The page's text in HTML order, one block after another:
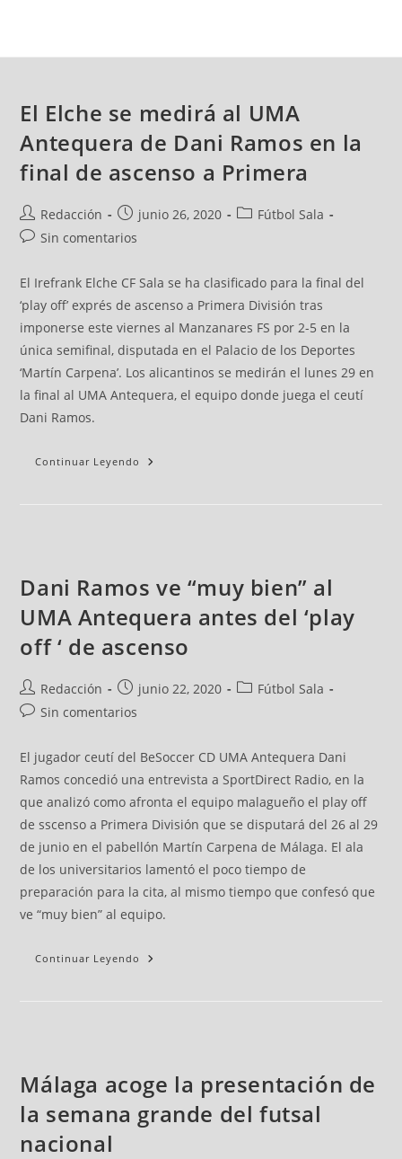
El Elche se medirá al UMA
Antequera de Dani Ramos en la
final de ascenso a Primera
Redacción junio 26, 2020
Fútbol Sala
Sin comentarios
El Irefrank Elche CF Sala se ha clasificado para la final del
‘play off’ exprés de ascenso a Primera División tras
imponerse este viernes al Manzanares FS por 2-5 en la
única semifinal, disputada en el Palacio de los Deportes
‘Martín Carpena’. Los alicantinos se medirán el lunes 29 en
la final al UMA Antequera, el equipo donde juega el ceutí
Dani Ramos.
Continuar Leyendo
Dani Ramos ve “muy bien” al
UMA Antequera antes del ‘play
off ‘ de ascenso
Redacción junio 22, 2020
Fútbol Sala
Sin comentarios
El jugador ceutí del BeSoccer CD UMA Antequera Dani
Ramos concedió una entrevista a SportDirect Radio, en la
que analizó como afronta el equipo malagueño el play off
de sscenso a Primera División que se disputará del 26 al 29
de junio en el pabellón Martín Carpena de Málaga. El ala
de los universitarios lamentó el poco tiempo de
preparación para la cita, al mismo tiempo que confesó que
ve “muy bien” al equipo.
Continuar Leyendo
Málaga acoge la presentación de
la semana grande del futsal
nacional